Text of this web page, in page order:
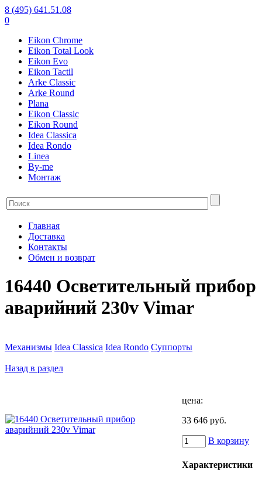
8 (495) 641.51.08
0
Eikon Chrome
Eikon Total Look
Eikon Evo
Eikon Tactil
Arke Classic
Arke Round
Plana
Eikon Classic
Eikon Round
Idea Classica
Idea Rondo
Linea
By-me
Монтаж
Главная
Доставка
Контакты
Обмен и возврат
16440 Осветительный прибор
аварийний 230v Vimar
Механизмы Idea Classica Idea Rondo Суппорты
Назад в раздел
цена:
33 646 руб.
В корзину
Характеристики